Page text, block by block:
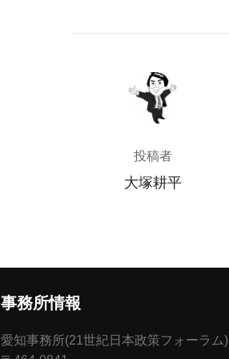
投稿者
投稿者
大塚耕平
事務所情報
愛知事務所(21世紀日本政策フォーラム)